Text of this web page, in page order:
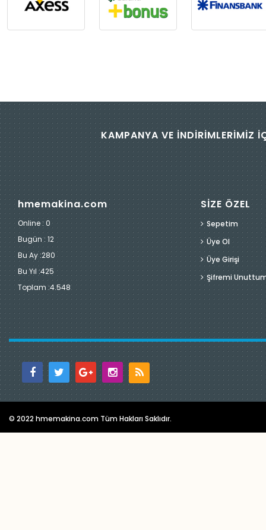
KAMPANYA VE İNDİRİMLERİMİZ
hmemakina.com
Online : 0
Bugün : 12
Bu Ay :280
Bu Yıl :425
Toplam :4.548
SİZE ÖZEL
Sepetim
Üye Ol
Üye Girişi
Şifremi
© 2022 hmemakina.com Tüm Hakları Saklıdır.